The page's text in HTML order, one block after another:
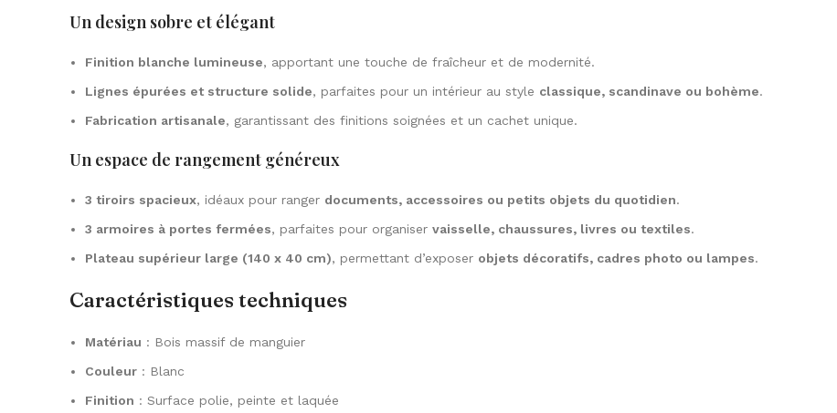
Un design sobre et élégant
Finition blanche lumineuse, apportant une touche de fraîcheur et de modernité.
Lignes épurées et structure solide, parfaites pour un intérieur au style classique, scandinave ou bohème.
Fabrication artisanale, garantissant des finitions soignées et un cachet unique.
Un espace de rangement généreux
3 tiroirs spacieux, idéaux pour ranger documents, accessoires ou petits objets du quotidien.
3 armoires à portes fermées, parfaites pour organiser vaisselle, chaussures, livres ou textiles.
Plateau supérieur large (140 x 40 cm), permettant d’exposer objets décoratifs, cadres photo ou lampes.
Caractéristiques techniques
Matériau : Bois massif de manguier
Couleur : Blanc
Finition : Surface polie, peinte et laquée